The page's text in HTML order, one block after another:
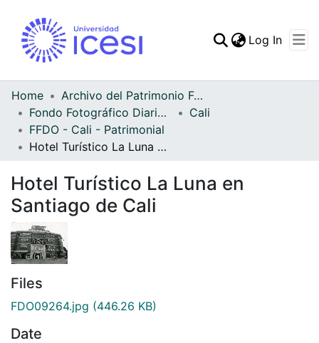
Statistics
Log In
Home
Archivo del Patrimonio Fotográfico y Fílmico del Valle del Cauca
Fondo Fotográfico Diario Occidente
Cali
FFDO - Cali - Patrimonial
Hotel Turístico La Luna en Santiago de Cali
Hotel Turístico La Luna en
Santiago de Cali
Files
FDO09264.jpg (446.26 KB)
Date